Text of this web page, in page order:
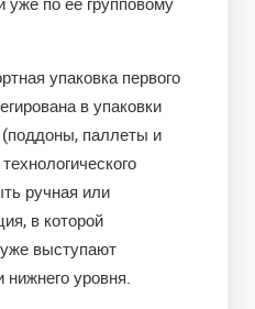
упаковка первого
в упаковки
паллеты и
ручная или
в которой
выступают
уровня.